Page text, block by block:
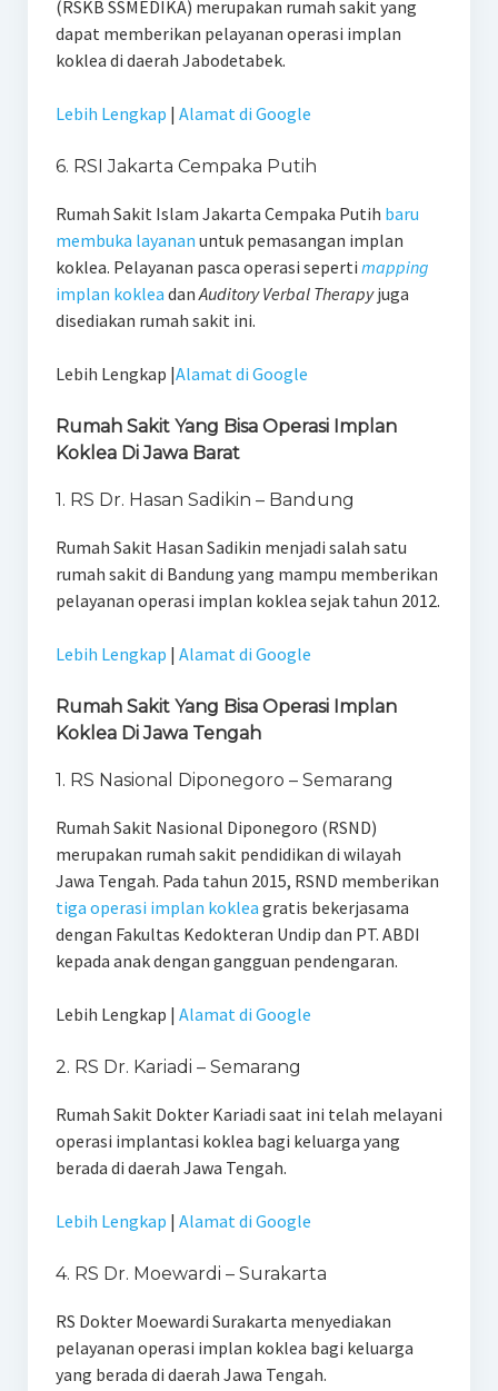
(RSKB SSMEDIKA) merupakan rumah sakit yang
dapat memberikan pelayanan operasi implan
koklea di daerah Jabodetabek.
Lebih Lengkap | Alamat di Google
6. RSI Jakarta Cempaka Putih
Rumah Sakit Islam Jakarta Cempaka Putih baru
membuka layanan untuk pemasangan implan
koklea. Pelayanan pasca operasi seperti mapping
implan koklea danAuditory Verbal Therapyjuga
disediakan rumah sakit ini.
Lebih Lengkap |Alamat di Google
Rumah Sakit Yang Bisa Operasi Implan
Koklea Di Jawa Barat
1. RS Dr. Hasan Sadikin – Bandung
Rumah Sakit Hasan Sadikin menjadi salah satu
rumah sakit di Bandung yang mampu memberikan
pelayanan operasi implan koklea sejak tahun 2012.
Lebih Lengkap | Alamat di Google
Rumah Sakit Yang Bisa Operasi Implan
Koklea Di Jawa Tengah
1. RS Nasional Diponegoro – Semarang
Rumah Sakit Nasional Diponegoro (RSND)
merupakan rumah sakit pendidikan di wilayah
Jawa Tengah. Pada tahun 2015, RSND memberikan
tiga operasi implan koklea gratis bekerjasama
dengan Fakultas Kedokteran Undip dan PT. ABDI
kepada anak dengan gangguan pendengaran.
Lebih Lengkap | Alamat di Google
2. RS Dr. Kariadi – Semarang
Rumah Sakit Dokter Kariadi saat ini telah melayani
operasi implantasi koklea bagi keluarga yang
berada di daerah Jawa Tengah.
Lebih Lengkap | Alamat di Google
4. RS Dr. Moewardi – Surakarta
RS Dokter Moewardi Surakarta menyediakan
pelayanan operasi implan koklea bagi keluarga
yang berada di daerah Jawa Tengah.